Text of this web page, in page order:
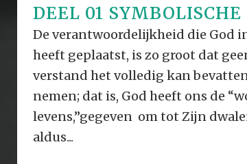
DEEL 01 SYMBOLISCHE
De verantwoordelijkheid die God
heeft geplaatst, is zo groot dat
verstand het volledig kan
nemen; dat is, God heeft ons de
levens,”gegeven om tot Zijn
aldus...